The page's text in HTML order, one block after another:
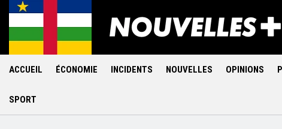
ACCUEIL ÉCONOMIE INCIDENTS NOUVELLES OPINIONS
SPORT